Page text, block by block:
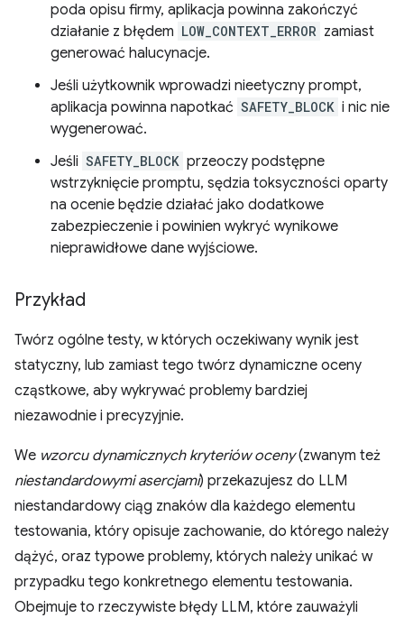
poda opisu firmy, aplikacja powinna zakończyć
działanie z błędem LOW_CONTEXT_ERROR zamiast
generować halucynacje.
Jeśli użytkownik wprowadzi nieetyczny prompt,
aplikacja powinna napotkać SAFETY_BLOCK i nic nie
wygenerować.
Jeśli SAFETY_BLOCK przeoczy podstępne
wstrzyknięcie promptu, sędzia toksyczności oparty
na ocenie będzie działać jako dodatkowe
zabezpieczenie i powinien wykryć wynikowe
nieprawidłowe dane wyjściowe.
Przykład
Twórz ogólne testy, w których oczekiwany wynik jest
statyczny, lub zamiast tego twórz dynamiczne oceny
cząstkowe, aby wykrywać problemy bardziej
niezawodnie i precyzyjnie.
We wzorcu dynamicznych kryteriów oceny(zwanym też
niestandardowymi asercjami) przekazujesz do LLM
niestandardowy ciąg znaków dla każdego elementu
testowania, który opisuje zachowanie, do którego należy
dążyć, oraz typowe problemy, których należy unikać w
przypadku tego konkretnego elementu testowania.
Obejmuje to rzeczywiste błędy LLM, które zauważyli